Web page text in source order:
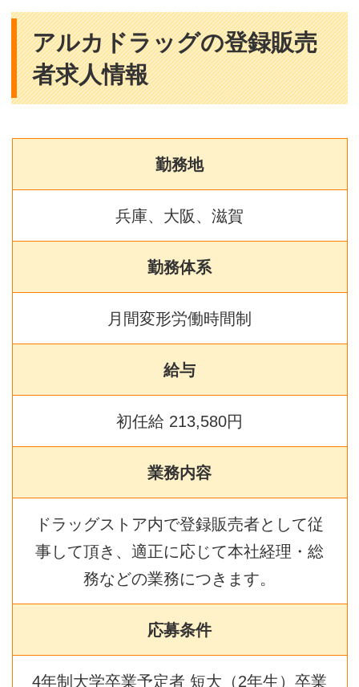
アルカドラッグの登録販売
者求人情報
勤務地
兵庫、大阪、滋賀
勤務体系
月間変形労働時間制
給与
初任給 213,580円
業務内容
ドラッグストア内で登録販売者として従
事して頂き、適正に応じて本社経理・総
務などの業務につきます。
応募条件
4年制大学卒業予定者 短大（2年生）卒業